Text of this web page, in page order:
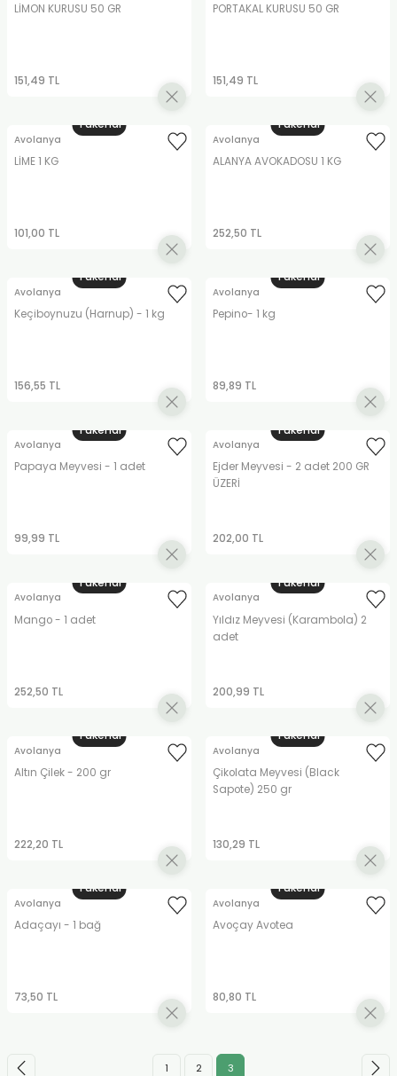
LİMON KURUSU 50 GR
151,49 TL
PORTAKAL KURUSU 50 GR
151,49 TL
Tükendi
Avolanya
LİME 1 KG
101,00 TL
Tükendi
Avolanya
ALANYA AVOKADOSU 1 KG
252,50 TL
Tükendi
Avolanya
Keçiboynuzu (Harnup) - 1 kg
156,55 TL
Tükendi
Avolanya
Pepino- 1 kg
89,89 TL
Tükendi
Avolanya
Papaya Meyvesi - 1 adet
99,99 TL
Tükendi
Avolanya
Ejder Meyvesi - 2 adet 200 GR
ÜZERİ
202,00 TL
Tükendi
Avolanya
Mango - 1 adet
252,50 TL
Tükendi
Avolanya
Yıldız Meyvesi (Karambola) 2
adet
200,99 TL
Tükendi
Avolanya
Altın Çilek - 200 gr
222,20 TL
Tükendi
Avolanya
Çikolata Meyvesi (Black
Sapote) 250 gr
130,29 TL
Tükendi
Avolanya
Adaçayı - 1 bağ
73,50 TL
Tükendi
Avolanya
Avoçay Avotea
80,80 TL
1 2 3